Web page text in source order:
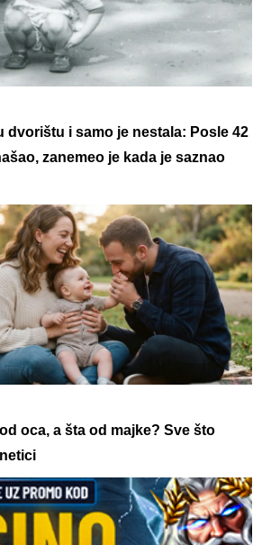
dvorištu i samo je nestala: Posle 42
zanemeo je kada je saznao
oca, a šta od majke? Sve što